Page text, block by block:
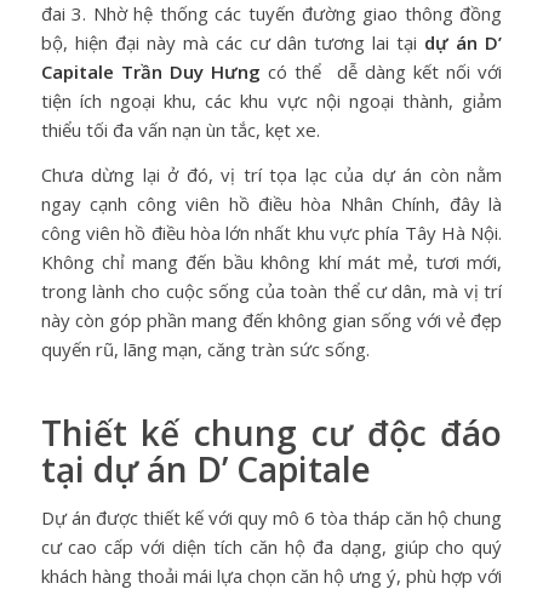
đai 3. Nhờ hệ thống các tuyến đường giao thông đồng
bộ, hiện đại này mà các cư dân tương lai tại dự án D’
Capitale Trần Duy Hưng có thể dễ dàng kết nối với
tiện ích ngoại khu, các khu vực nội ngoại thành, giảm
thiểu tối đa vấn nạn ùn tắc, kẹt xe.
Chưa dừng lại ở đó, vị trí tọa lạc của dự án còn nằm
ngay cạnh công viên hồ điều hòa Nhân Chính, đây là
công viên hồ điều hòa lớn nhất khu vực phía Tây Hà Nội.
Không chỉ mang đến bầu không khí mát mẻ, tươi mới,
trong lành cho cuộc sống của toàn thể cư dân, mà vị trí
này còn góp phần mang đến không gian sống với vẻ đẹp
quyến rũ, lãng mạn, căng tràn sức sống.
Thiết kế chung cư độc đáo
tại dự án D’ Capitale
Dự án được thiết kế với quy mô 6 tòa tháp căn hộ chung
cư cao cấp với diện tích căn hộ đa dạng, giúp cho quý
khách hàng thoải mái lựa chọn căn hộ ưng ý, phù hợp với